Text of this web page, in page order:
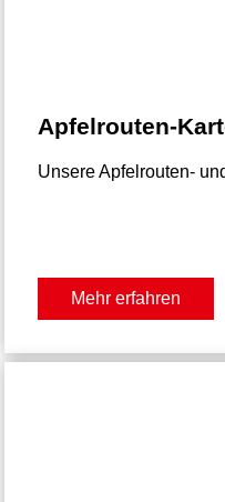
Apfelrouten-
Unsere Apfelrouten-
Mehr erfahren